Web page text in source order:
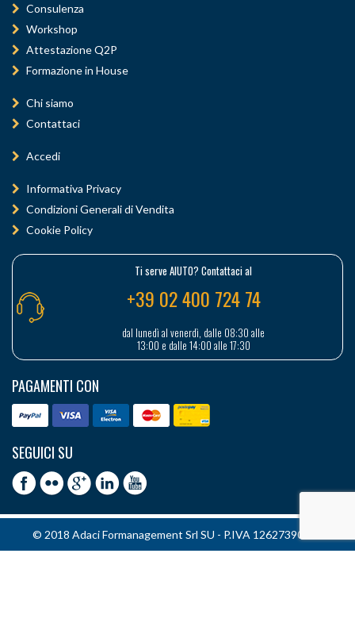
Consulenza
Workshop
Attestazione Q2P
Formazione in House
Chi siamo
Contattaci
Accedi
Informativa Privacy
Condizioni Generali di Vendita
Cookie Policy
Ti serve AIUTO? Contattaci al
+39 02 400 724 74
dal lunedì al venerdì, dalle 08:30 alle
13:00 e dalle 14:00 alle 17:30
PAGAMENTI CON
SEGUICI SU
© 2018 Adaci Formanagement Srl SU - P.IVA 12627390151